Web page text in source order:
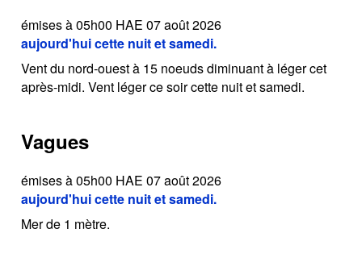
émises à 05h00 HAE 07 août 2026
aujourd'hui cette nuit et samedi.
Vent du nord-ouest à 15 noeuds diminuant à léger cet
après-midi. Vent léger ce soir cette nuit et samedi.
Vagues
émises à 05h00 HAE 07 août 2026
aujourd'hui cette nuit et samedi.
Mer de 1 mètre.